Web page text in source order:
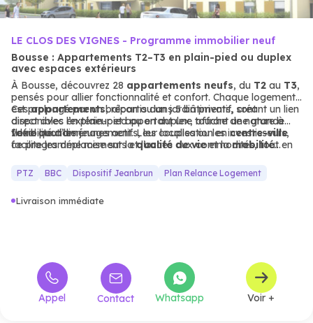
LE CLOS DES VIGNES - Programme immobilier neuf
Bousse : Appartements T2–T3 en plain-pied ou duplex
avec espaces extérieurs
À Bousse, découvrez 28 appartements neufs, du T2 au T3,
pensés pour allier fonctionnalité et confort. Chaque logement
est prolongé par un balcon ou un jardin privatif, créant un lien
direct avec l’extérieur et apportant une touche de nature à
votre quotidien.
Cesappartements, répartis dans 5 bâtiments, sont
disponibles en plain-pied ou en duplex, offrant une grande
flexibilité d’aménagement. Leur localisation encentre-ville
facilite les déplacements et l’accès aux commodités, tout en
Idéal pour les jeunes actifs, les couples ou les investisseurs,
ce programme mise sur laqualité de vieet lamobilité
PTZ BBC Dispositif Jeanbrun Plan Relance Logement
Livraison immédiate
Appel Contact Whatsapp Voir +